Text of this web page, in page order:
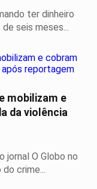
ter dinheiro
seis meses...
mobilizam e
da violência
jornal O Globo no
crime...